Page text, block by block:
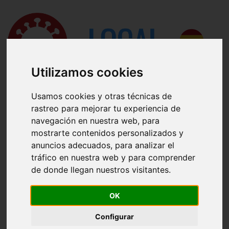
Utilizamos cookies
Usamos cookies y otras técnicas de
rastreo para mejorar tu experiencia de
navegación en nuestra web, para
mostrarte contenidos personalizados y
anuncios adecuados, para analizar el
tráfico en nuestra web y para comprender
de donde llegan nuestros visitantes.
OK
Configurar
Casos en España :
Muertes en España :
Hospitalizados en España :
En cuidados intensivos en España :
Recuperados en España :
Casos abiertos en España :